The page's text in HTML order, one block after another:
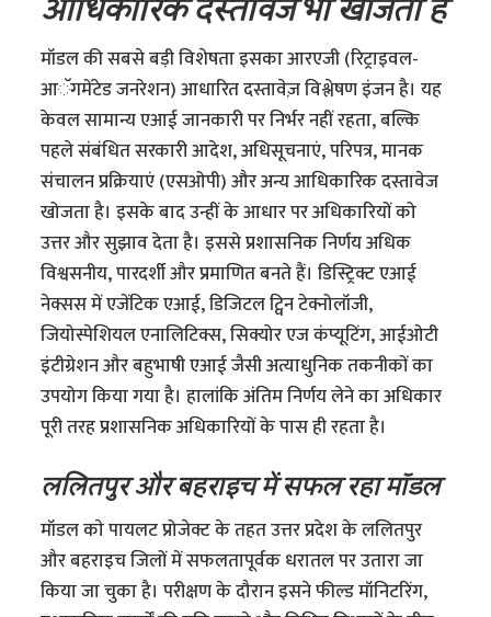
मॉडल की सबसे बड़ी विशेषता इसका आरएजी (रिट्राइवल-
आॅगमेंटेड जनरेशन) आधारित दस्तावेज़ विश्लेषण इंजन है। यह
केवल सामान्य एआई जानकारी पर निर्भर नहीं रहता, बल्कि
पहले संबंधित सरकारी आदेश, अधिसूचनाएं, परिपत्र, मानक
संचालन प्रक्रियाएं (एसओपी) और अन्य आधिकारिक दस्तावेज
खोजता है। इसके बाद उन्हीं के आधार पर अधिकारियों को
उत्तर और सुझाव देता है। इससे प्रशासनिक निर्णय अधिक
विश्वसनीय, पारदर्शी और प्रमाणित बनते हैं। डिस्ट्रिक्ट एआई
नेक्सस में एजेंटिक एआई, डिजिटल ट्विन टेक्नोलॉजी,
जियोस्पेशियल एनालिटिक्स, सिक्योर एज कंप्यूटिंग, आईओटी
इंटीग्रेशन और बहुभाषी एआई जैसी अत्याधुनिक तकनीकों का
उपयोग किया गया है। हालांकि अंतिम निर्णय लेने का अधिकार
पूरी तरह प्रशासनिक अधिकारियों के पास ही रहता है।
ललितपुर और बहराइच में सफल रहा मॉडल
मॉडल काे पायलट प्रोजेक्ट के तहत उत्तर प्रदेश के ललितपुर
और बहराइच जिलों में सफलतापूर्वक धरातल पर उतारा जा
किया जा चुका है। परीक्षण के दौरान इसने फील्ड मॉनिटरिंग,